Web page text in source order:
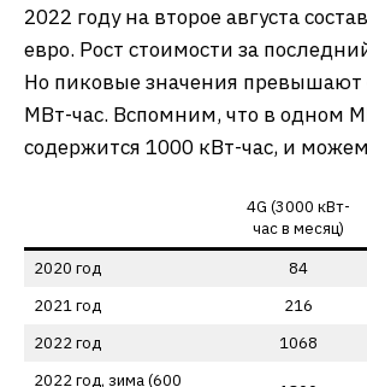
2022 году на второе августа
евро. Рост стоимости за
Но пиковые значения превышают
МВт-час. Вспомним, что в одном
содержится 1000 кВт-час, и
4G (3000 кВт-
час в месяц)
2020 год
84
2021 год
216
2022 год
1068
2022 год, зима (600